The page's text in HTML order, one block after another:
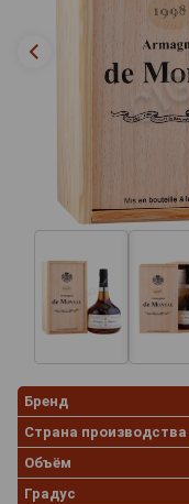
Бренд
Страна производства
Объём
Градус